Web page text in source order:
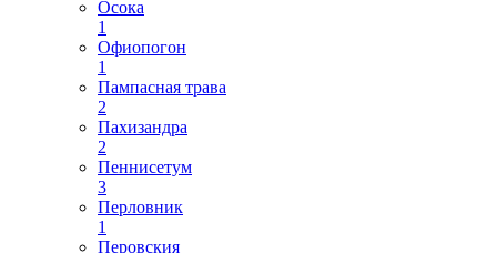
Осока
1
Офиопогон
1
Пампасная трава
2
Пахизандра
2
Пеннисетум
3
Перловник
1
Перовския